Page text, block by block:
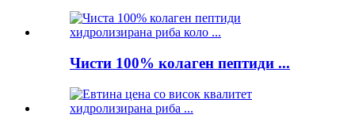
Чисти 100% колаген пептиди ...